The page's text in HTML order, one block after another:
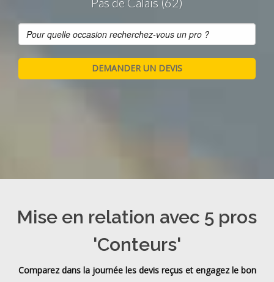
Mise en relation avec 5 pros
'Conteurs'
Comparez dans la journée les devis reçus et engagez le bon